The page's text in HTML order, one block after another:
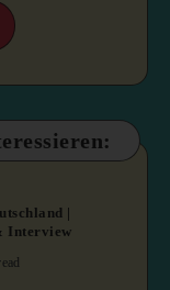
|
Interview